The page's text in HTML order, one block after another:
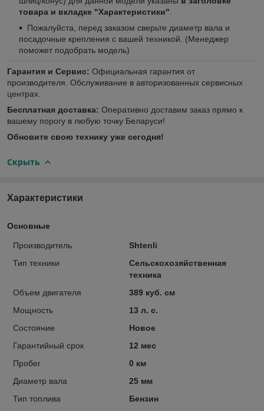
товара и вкладке "Характеристики"
Пожалуйста, перед заказом сверьте диаметр вала и
посадочные крепления с вашей техникой. (Менеджер
поможет подобрать модель)
Гарантия и Сервис: Официальная гарантия от
производителя. Обслуживание в авторизованных сервисных
центрах.
Бесплатная доставка: Оперативно доставим заказ прямо к
вашему порогу в любую точку Беларуси!
Обновите свою технику уже сегодня!
Скрыть
Характеристики
Основные
Производитель
Shtenli
Тип техники
Сельскохозяйственная
техника
Объем двигателя
389 куб. см
Мощность
13 л. с.
Состояние
Новое
Гарантийный срок
12 мес
Пробег
0 км
Диаметр вала
25 мм
Тип топлива
Бензин